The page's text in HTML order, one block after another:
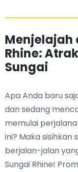
Menjelajah
Rhine:
Sungai
Apa Anda baru
dan sedang
memulai
ini? Maka sisihkan
berjalan-jalan
Sungai Rhine!